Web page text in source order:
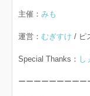
主催： みも
運営： むぎすけ / ピ
Special Thanks： し
ーーーーーーーー